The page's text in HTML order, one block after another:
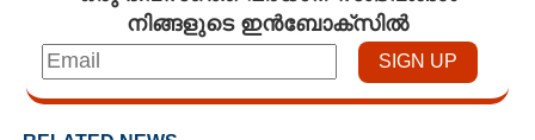
നിങ്ങളുടെ ഇൻബോക്സിൽ